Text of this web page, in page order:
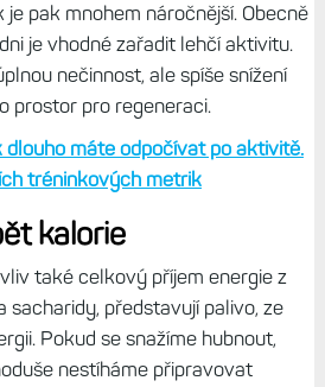
pak mnohem náročnější. Obecně
je vhodné zařadit lehčí aktivitu.
nečinnost, ale spíše snížení
prostor pro regeneraci.
dlouho máte odpočívat po aktivitě.
tréninkových metrik
kalorie
také celkový příjem energie z
sacharidy, představují palivo, ze
Pokud se snažíme hubnout,
nestíháme připravovat